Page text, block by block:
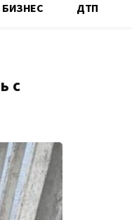
БИЗНЕС ДТП
с